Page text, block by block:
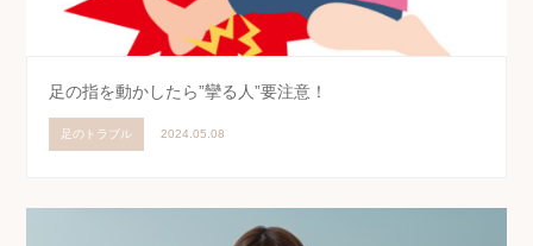
足の指を動かしたら”攣る人”要注意！
足のトラブル 2024.05.08